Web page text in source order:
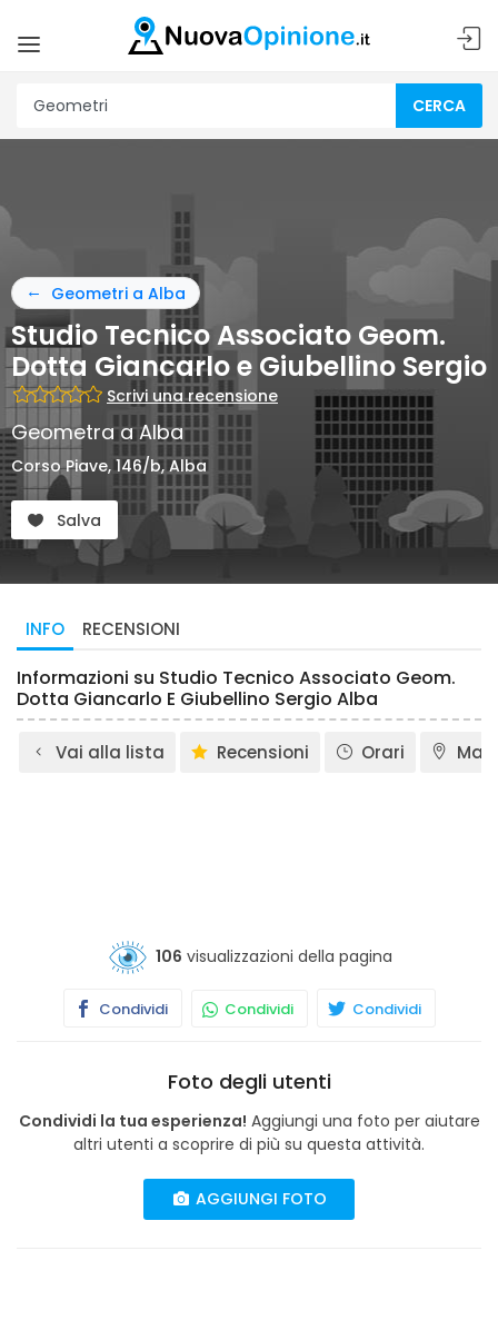
CERCA
Geometri a Alba
Studio Tecnico Associato Geom.
Dotta Giancarlo e Giubellino Sergio
Scrivi una recensione
Geometra a Alba
Corso Piave, 146/b, Alba
Salva
INFO RECENSIONI
Informazioni su Studio Tecnico Associato Geom.
Dotta Giancarlo E Giubellino Sergio Alba
Vai alla lista Recensioni Orari
106 visualizzazioni della pagina
Condividi Condividi Condividi
Foto degli utenti
Condividi la tua esperienza! Aggiungi una foto per aiutare
altri utenti a scoprire di più su questa attività.
AGGIUNGI FOTO